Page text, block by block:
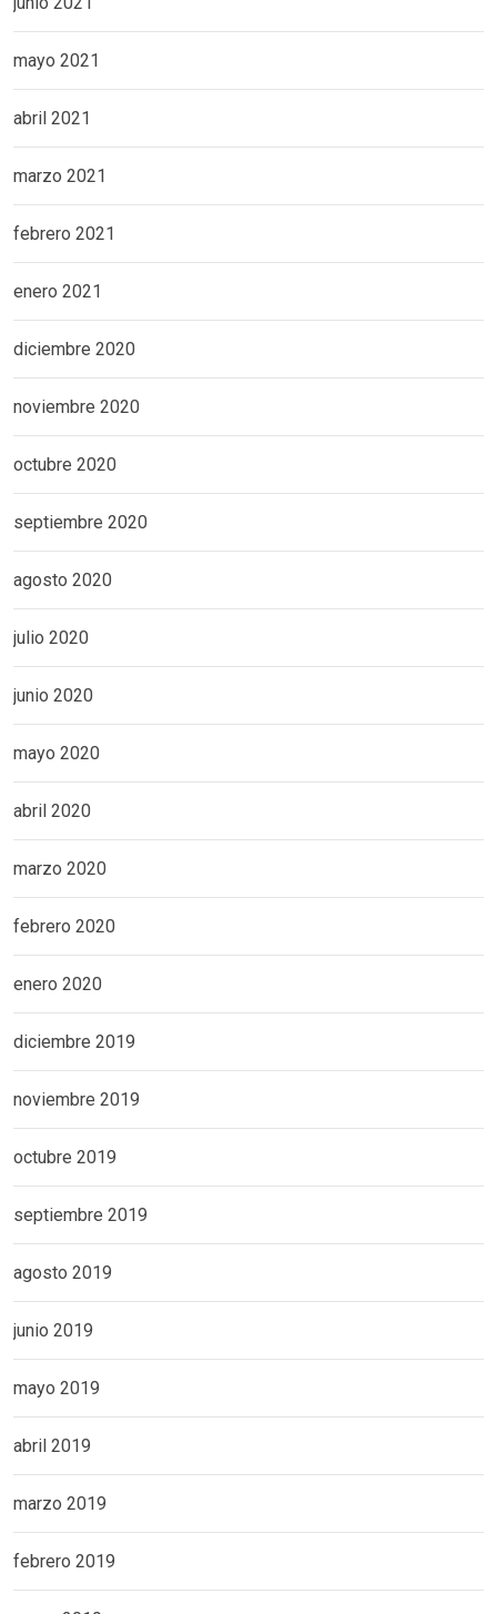
mayo 2021
abril 2021
marzo 2021
febrero 2021
enero 2021
diciembre 2020
noviembre 2020
octubre 2020
septiembre 2020
agosto 2020
julio 2020
junio 2020
mayo 2020
abril 2020
marzo 2020
febrero 2020
enero 2020
diciembre 2019
noviembre 2019
octubre 2019
septiembre 2019
agosto 2019
junio 2019
mayo 2019
abril 2019
marzo 2019
febrero 2019